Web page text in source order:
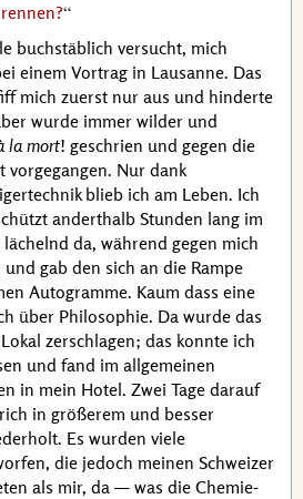
buchstäblich versucht, mich
einem Vortrag in Lausanne. Das
mich zuerst nur aus und hinderte
wurde immer wilder und
la mort! geschrien und gegen die
Nur dank
blieb ich am Leben. Ich
anderthalb Stunden lang im
da, während gegen mich
gab den sich an die Rampe
Autogramme. Kaum dass eine
über Philosophie. Da wurde das
zerschlagen; das konnte ich
und fand im allgemeinen
in mein Hotel. Zwei Tage darauf
in größerem und besser
Es wurden viele
die jedoch meinen Schweizer
als mir, da — was die Chemie-